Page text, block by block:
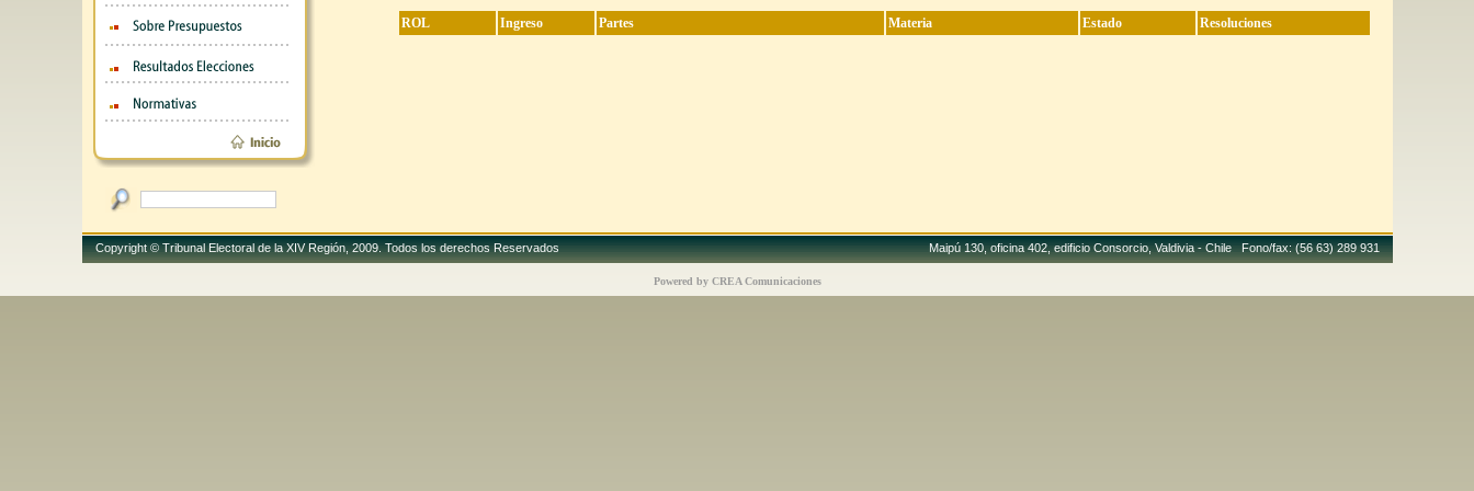
ROL Ingreso Partes Materia Estado Resoluciones
Copyright © Tribunal Electoral de la XIV Región, 2009. Todos los derechos Reservados Maipú 130, oficina 402, edificio Consorcio, Valdivia - Chile Fono/fax: (56 63) 289 931
Powered by CREA Comunicaciones